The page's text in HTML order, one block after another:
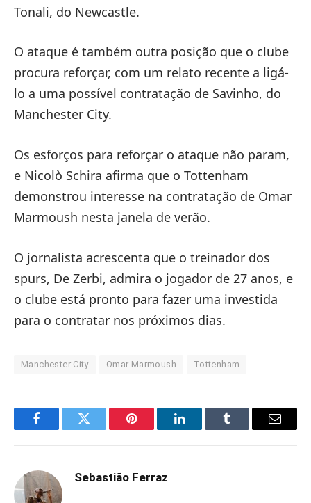
Tonali, do Newcastle.
O ataque é também outra posição que o clube
procura reforçar, com um relato recente a ligá-
lo a uma possível contratação de Savinho, do
Manchester City.
Os esforços para reforçar o ataque não param,
e Nicolò Schira afirma que o Tottenham
demonstrou interesse na contratação de Omar
Marmoush nesta janela de verão.
O jornalista acrescenta que o treinador dos
spurs, De Zerbi, admira o jogador de 27 anos, e
o clube está pronto para fazer uma investida
para o contratar nos próximos dias.
Manchester City Omar Marmoush Tottenham
FacebookTwitter Pinterest LinkedInTumblr Email
Sebastião Ferraz